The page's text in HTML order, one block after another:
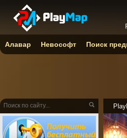
Алавар Невософт Поиск